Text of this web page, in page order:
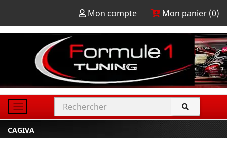
Mon compte Mon panier (0)
CAGIVA